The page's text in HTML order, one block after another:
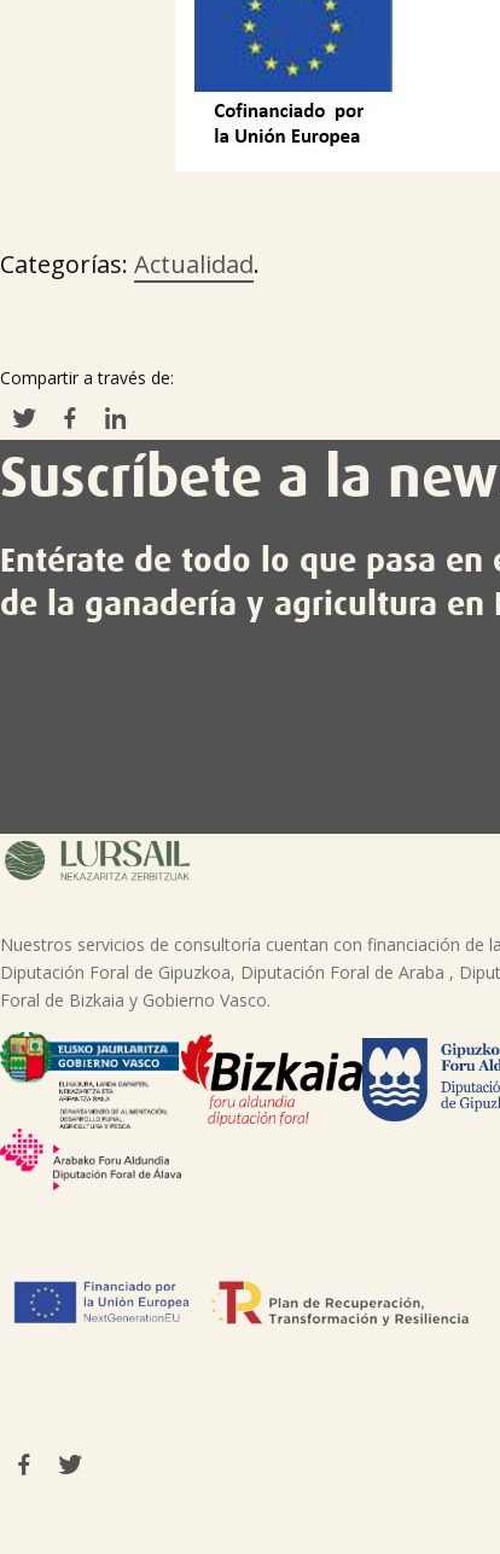
Categorías: Actualidad.
Compartir a través de:
Suscríbete a la
Entérate de todo lo que pasa en
de la ganadería y agricultura en
Nuestros servicios de consultoría cuentan con financiación de la
Diputación Foral de Gipuzkoa, Diputación Foral de Araba ,
Foral de Bizkaia y Gobierno Vasco.